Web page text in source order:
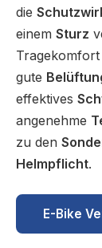
die
einem Sturz
gute
effektives
angenehme
zu den
Helmpflicht.
E-Bike